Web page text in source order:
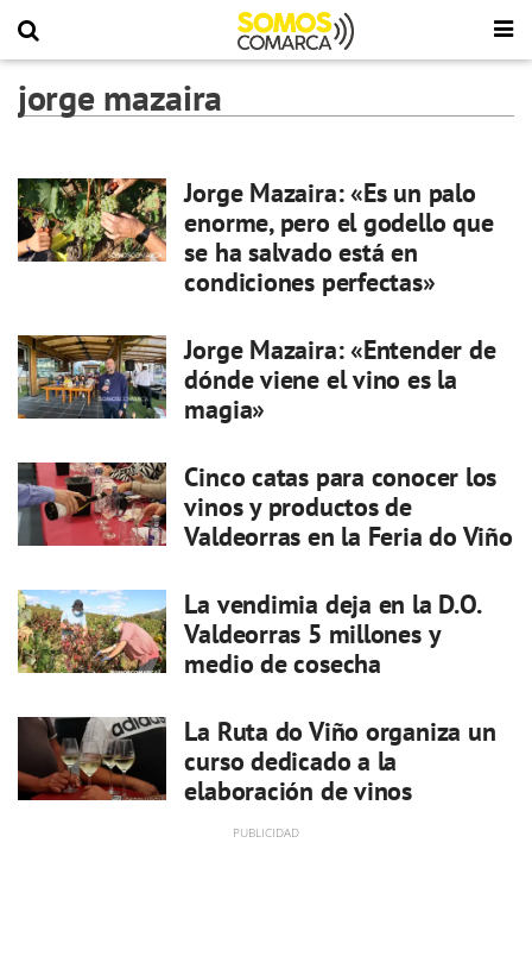
jorge mazaira
Jorge Mazaira: «Es un palo
enorme, pero el godello que
se ha salvado está en
condiciones perfectas»
Jorge Mazaira: «Entender de
dónde viene el vino es la
magia»
Cinco catas para conocer los
vinos y productos de
Valdeorras en la Feria do Viño
La vendimia deja en la D.O.
Valdeorras 5 millones y
medio de cosecha
La Ruta do Viño organiza un
curso dedicado a la
elaboración de vinos